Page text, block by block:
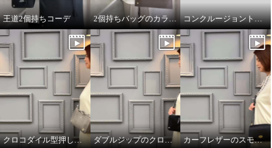
王道2個持ちコーデ 2個持ちバッグのカラーコーデ コンクルージョントートのリボンの付け方
クロコダイル型押しダブルジップのオーラ ダブルジップのクロコダイル型押しのオーラ カーフレザーのスモールウォレット